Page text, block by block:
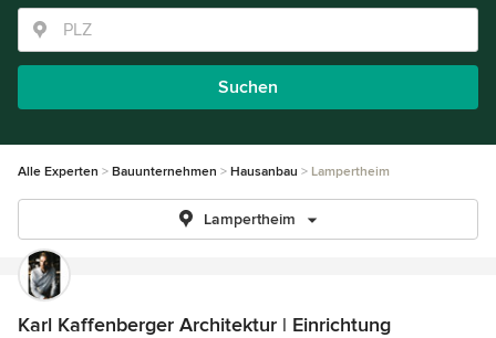
Suchen
Alle Experten Bauunternehmen Hausanbau Lampertheim
Lampertheim
Karl Kaffenberger Architektur | Einrichtung